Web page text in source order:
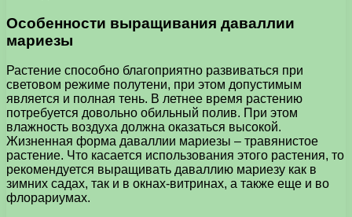
Особенности выращивания даваллии
мариезы
Растение способно благоприятно развиваться при
световом режиме полутени, при этом допустимым
является и полная тень. В летнее время растению
потребуется довольно обильный полив. При этом
влажность воздуха должна оказаться высокой.
Жизненная форма даваллии мариезы – травянистое
растение. Что касается использования этого растения, то
рекомендуется выращивать даваллию мариезу как в
зимних садах, так и в окнах-витринах, а также еще и во
флорариумах.